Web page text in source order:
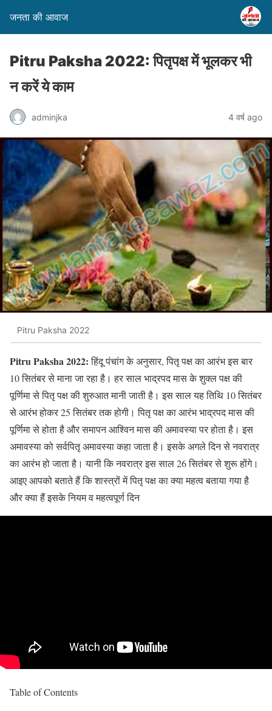
जनता की आवाज
Pitru Paksha 2022: पितृपक्ष में भूलकर भी
न करें ये काम
adminjka 4 वर्ष ago
Pitru Paksha 2022
Pitru Paksha 2022:हिंदू पंचांग के अनुसार, पितृ पक्ष का आरंभ इस बार
10 सितंबर से माना जा रहा है। हर साल भाद्रपद मास के शुक्‍ल पक्ष की
पूर्णिमा से पितृ पक्ष की शुरुआत मानी जाती है। इस साल यह तिथि 10 सितंबर
से आरंभ होकर 25 सितंबर तक होगी। पितृ पक्ष का आरंभ भाद्रपद मास की
पूर्णिमा से होता है और समापन आश्विन मास की अमावस्‍या पर होता है। इस
अमावस्‍या को सर्वपितृ अमावस्‍या कहा जाता है। इसके अगले दिन से नवरात्र
का आरंभ हो जाता है। यानी कि नवरात्र इस साल 26 सितंबर से शुरू होंगे।
आइए आपको बताते हैं कि शास्‍त्रों में पितृ पक्ष का क्या महत्‍व बताया गया है
और क्‍या हैं इसके नियम व महत्‍वपूर्ण दिन
Table of Contents